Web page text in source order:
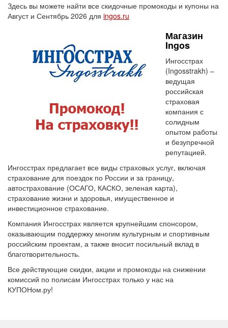
Здесь вы можете найти все скидочные промокоды и купоны на
Август и Сентябрь 2026 для ingos.ru
Магазин
Ingos
Ингосстрах
(Ingosstrakh) –
ведущая
российская
страховая
компания с
солидным
опытом работы
и безупречной
репутацией.
Ингосстрах предлагает все виды страховых услуг, включая
страхование для поездок по России и за границу,
автострахование (ОСАГО, КАСКО, зеленая карта),
страхование жизни и здоровья, имущественное и
инвестиционное страхование.
Компания Ингосстрах является крупнейшим спонсором,
оказывающим поддержку многим культурным и спортивным
российским проектам, а также вносит посильный вклад в
благотворительность.
Все действующие скидки, акции и промокоды на снижении
комиссий по полисам Ингосстрах только у нас на
КУПОНом.ру!